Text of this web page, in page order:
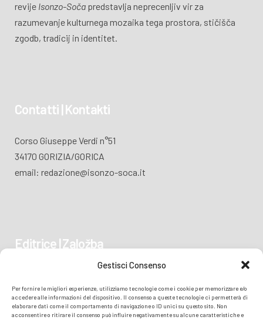
Gestisci Consenso
Per fornire le migliori esperienze, utilizziamo tecnologie come i cookie per memorizzare e/o
accedere alle informazioni del dispositivo. Il consenso a queste tecnologie ci permetterà di
elaborare dati come il comportamento di navigazione o ID unici su questo sito. Non
acconsentire o ritirare il consenso può influire negativamente su alcune caratteristiche e
revije Isonzo-Soča predstavlja neprecenljiv vir za
razumevanje kulturnega mozaika tega prostora, stičišča
zgodb, tradicij in identitet.
Contatti | Kontakti
Corso Giuseppe Verdi n°51
34170 GORIZIA/GORICA
email: redazione@isonzo-soca.it
Editrice | Založba
34170 GORIZIA/GORICA